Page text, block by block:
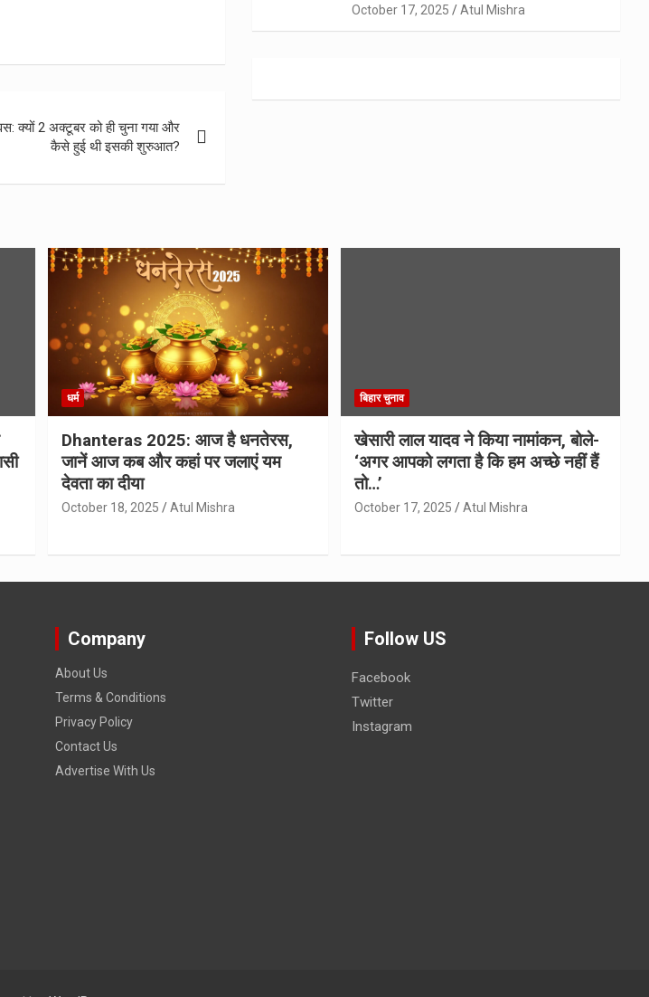
क्यों 2 अक्टूबर को ही चुना गया और
कैसे हुई थी इसकी शुरुआत?
October 17, 2025 Atul Mishra
धर्म
Dhanteras 2025: आज है धनतेरस,
जानें आज कब और कहां पर जलाएं यम
देवता का दीया
October 18, 2025 Atul Mishra
बिहार चुनाव
खेसारी लाल यादव ने किया नामांकन, बोले-
‘अगर आपको लगता है कि हम अच्छे नहीं हैं
तो…’
October 17, 2025 Atul Mishra
Company
About Us
Terms & Conditions
Privacy Policy
Contact Us
Advertise With Us
Follow US
Facebook
Twitter
Instagram